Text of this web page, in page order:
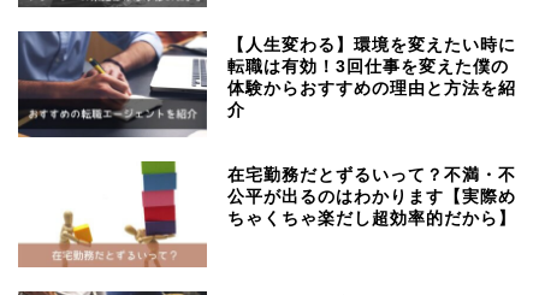
【人生変わる】環境を変えたい時に
転職は有効！3回仕事を変えた僕の
体験からおすすめの理由と方法を紹
介
在宅勤務だとずるいって？不満・不
公平が出るのはわかります【実際め
ちゃくちゃ楽だし超効率的だから】